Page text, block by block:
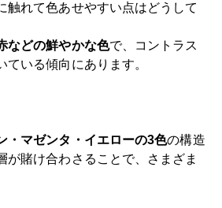
触れて色あせやすい点はどうして
などの鮮やかな色で、コントラス
ている傾向にあります。
・マゼンタ・イエローの3色の構造
が賭け合わさることで、さまざま